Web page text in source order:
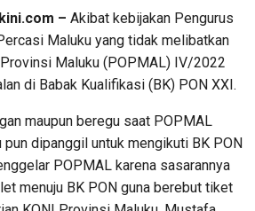
– Akibat kebijakan Pengurus
Maluku yang tidak melibatkan
Maluku (POPMAL) IV/2022
di Babak Kualifikasi (BK) PON XXI.
maupun beregu saat POPMAL
dipanggil untuk mengikuti BK PON
POPMAL karena sasarannya
menuju BK PON guna berebut tiket